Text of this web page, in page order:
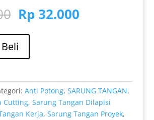
Harga
aslinya
adalah:
Rp 39.000.
Rp32.000Harga
Beli
Anti Potong, SARUNG TANGAN,
Cutting, Sarung Tangan Dilapisi
Kerja, Sarung Tangan Proyek,